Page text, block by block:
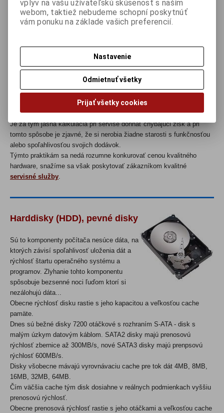
podmienka aj Vašej spokojnosti.
Pokiaľ zistíme že reklamácie niektorých komponentov prebiehajú
závada je spôsobená neodbornou manipuláciou")
komponentov/značiek sa úplne vyhýbame, aby sme mohli v prípade
porúch reagovať pružne.
Zvláštnu kapitolu tvoria predajcovia so zázračnými cenami na
hardware, ale servis reálne buď neposkytujú alebo je predražený,
reklamácie odmietajú systémom"poš kodenie zavinené nesprávnou
obsluhou" a podobne.
Je za tým jasná kalkulácia pri servise dohnať chýbajúci zisk a pri
tomto spôsobe je zjavné, že si nerobia žiadne starosti s funkčnosťou
alebo spoľahlivosťou svojich dodávok.
Týmto praktikám sa nedá rozumne konkurovať cenou kvalitného
hardware, snažíme sa však poskytovať zákazníkom kvalitné
servisné služby.
Harddisky (HDD), pevné disky
Sú to komponenty počítača nesúce dáta, na
ktorých závisí spoľahlivosť uloženia dát a
rýchlosť štartu operačného systému a
programov. Zlyhanie tohto komponentu
spôsobuje bezsenné noci ľuďom ktorí si
nezálohujú dáta...
Obecne rýchlosť disku rastie s jeho kapacitou a veľkosťou cache
pamäte.
Dnes sú bežné disky 7200 otáčkové s rozhraním S-ATA - disk s
malým úzkym datovým káblom. SATA2 disky majú prenosovú
rýchlosť zbernice až 300MB/s, nové SATA3 disky majú prenpsovú
rýchlosť 600MB/s.
Disky všobecne mávajú vyrovnávaciu cache pre tok dát 4MB, 8MB,
16MB, 32MB, 64MB.
Čím väčšia cache tým disk dosiahne v reálnych podmienkach vyššiu
prenosovú rýchlosť.
Obecne prenosová rýchlosť rastie s jeho otáčkami a veľkosťou cache
vplyv na vašu užívateľskú skúsenosť s naším
webom, taktiež nebudeme schopní poskytnúť
vám ponuku na základe vašich preferencií.
Nastavenie
Odmietnuť všetky
Prijať všetky cookies